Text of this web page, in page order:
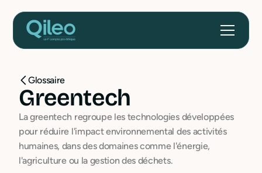
Glossaire
Greentech
La greentech regroupe les technologies développées
pour réduire l'impact environnemental des activités
humaines, dans des domaines comme l'énergie,
l'agriculture ou la gestion des déchets.